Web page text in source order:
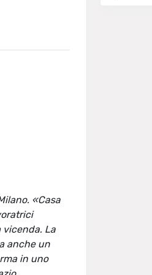
«Casa
La
anche un
in uno